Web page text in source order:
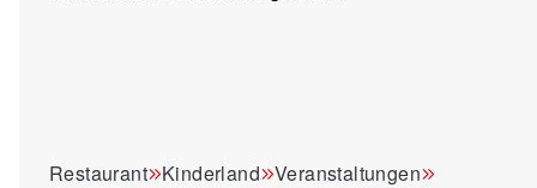
Restaurant Kinderland Veranstaltungen